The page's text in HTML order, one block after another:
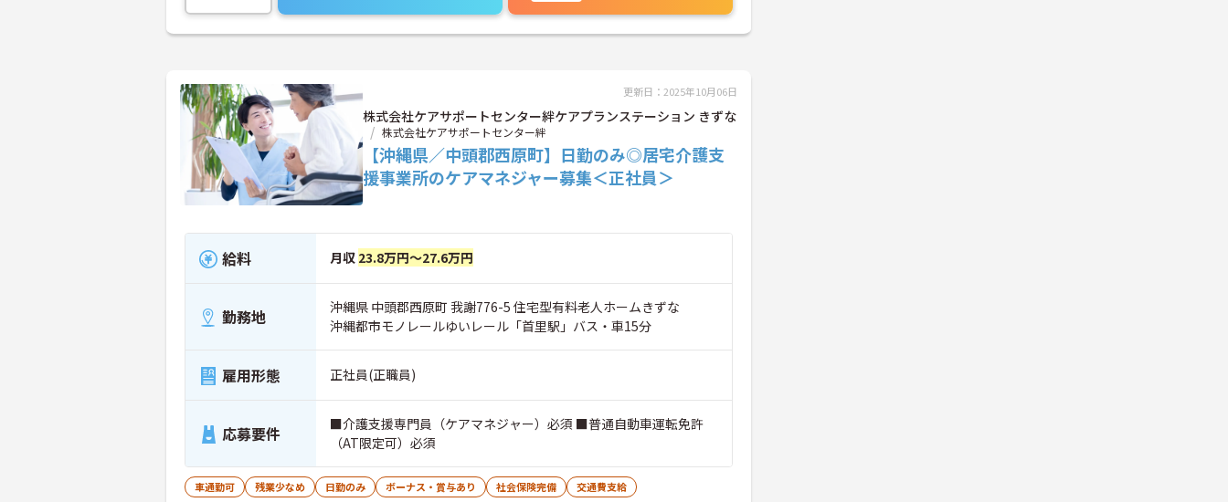
更新日：2025年10月06日
株式会社ケアサポートセンター絆ケアプランステーション きずな
株式会社ケアサポートセンター絆
【沖縄県／中頭郡西原町】日勤のみ◎居宅介護支
援事業所のケアマネジャー募集＜正社員＞
給料 月収 23.8万円～27.6万円
勤務地
沖縄県 中頭郡西原町 我謝776-5 住宅型有料老人ホームきずな
沖縄都市モノレールゆいレール「首里駅」バス・車15分
雇用形態 正社員(正職員)
応募要件
■介護支援専門員（ケアマネジャー）必須 ■普通自動車運転免許
（AT限定可）必須
車通勤可 残業少なめ 日勤のみ ボーナス・賞与あり 社会保険完備 交通費支給